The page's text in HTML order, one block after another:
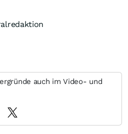
auch im Video- und